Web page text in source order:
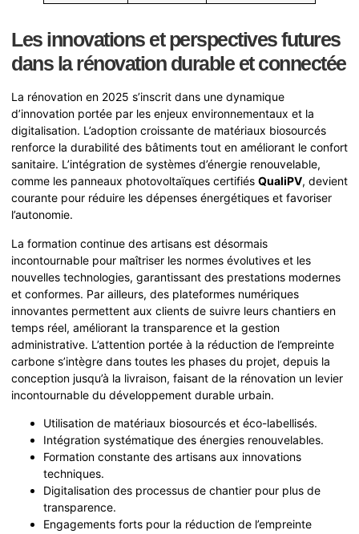
Les innovations et perspectives futures
dans la rénovation durable et connectée
La rénovation en 2025 s’inscrit dans une dynamique
d’innovation portée par les enjeux environnementaux et la
digitalisation. L’adoption croissante de matériaux biosourcés
renforce la durabilité des bâtiments tout en améliorant le confort
sanitaire. L’intégration de systèmes d’énergie renouvelable,
comme les panneaux photovoltaïques certifiés QualiPV, devient
courante pour réduire les dépenses énergétiques et favoriser
l’autonomie.
La formation continue des artisans est désormais
incontournable pour maîtriser les normes évolutives et les
nouvelles technologies, garantissant des prestations modernes
et conformes. Par ailleurs, des plateformes numériques
innovantes permettent aux clients de suivre leurs chantiers en
temps réel, améliorant la transparence et la gestion
administrative. L’attention portée à la réduction de l’empreinte
carbone s’intègre dans toutes les phases du projet, depuis la
conception jusqu’à la livraison, faisant de la rénovation un levier
incontournable du développement durable urbain.
Utilisation de matériaux biosourcés et éco-labellisés.
Intégration systématique des énergies renouvelables.
Formation constante des artisans aux innovations
techniques.
Digitalisation des processus de chantier pour plus de
transparence.
Engagements forts pour la réduction de l’empreinte